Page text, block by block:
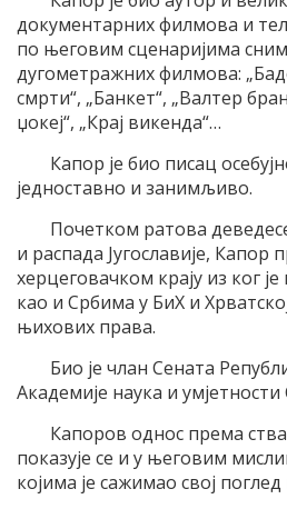
документарних филмова и
по његовим сценаријима
дугометражних филмова:
смрти“, „Банкет“, „Валтер
џокеј“, „Крај викенда“…
Капор је био писац
једноставно и занимљиво.
Почетком ратова
и распада Југославије,
херцеговачком крају из ког
као и Србима у БиХ и
њихових права.
Био је члан Сената
Академије наука и умјетности
Капоров однос према
показује се и у његовим
којима је сажимао свој поглед